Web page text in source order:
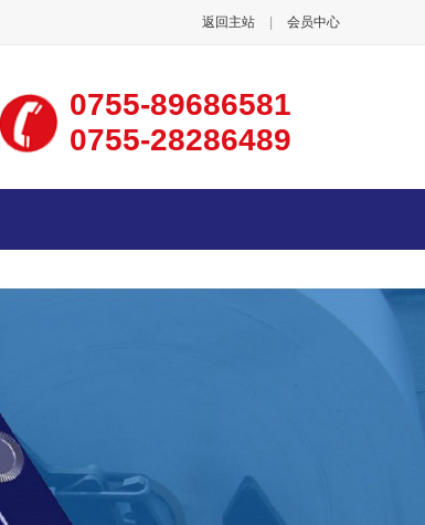
返回主站 会员中心
0755-89686581
0755-28286489